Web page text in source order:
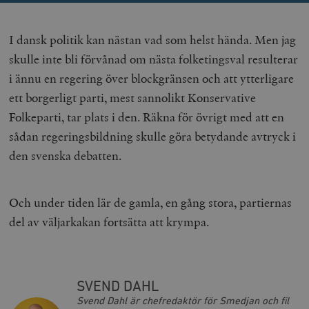
I dansk politik kan nästan vad som helst hända. Men jag
skulle inte bli förvånad om nästa folketingsval resulterar
i ännu en regering över blockgränsen och att ytterligare
ett borgerligt parti, mest sannolikt Konservative
Folkeparti, tar plats i den. Räkna för övrigt med att en
sådan regeringsbildning skulle göra betydande avtryck i
den svenska debatten.
Och under tiden lär de gamla, en gång stora, partiernas
del av väljarkakan fortsätta att krympa.
SVEND DAHL
Svend Dahl är chefredaktör för Smedjan och fil
_hjFirstSeen
Hotjar Ltd
woocommerce_items_in_cart
wp_woocommerce_session_[abcdef0123456789]
{32}